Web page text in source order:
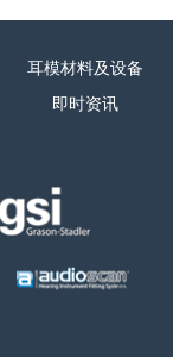
耳模材料及设备
即时资讯